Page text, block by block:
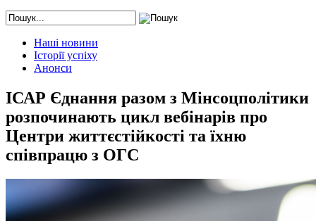
Наші новини
Історії успіху
Анонси
ІСАР Єднання разом з Мінсоцполітики
розпочинають цикл вебінарів про
Центри життєстійкості та їхню
співпрацю з ОГС